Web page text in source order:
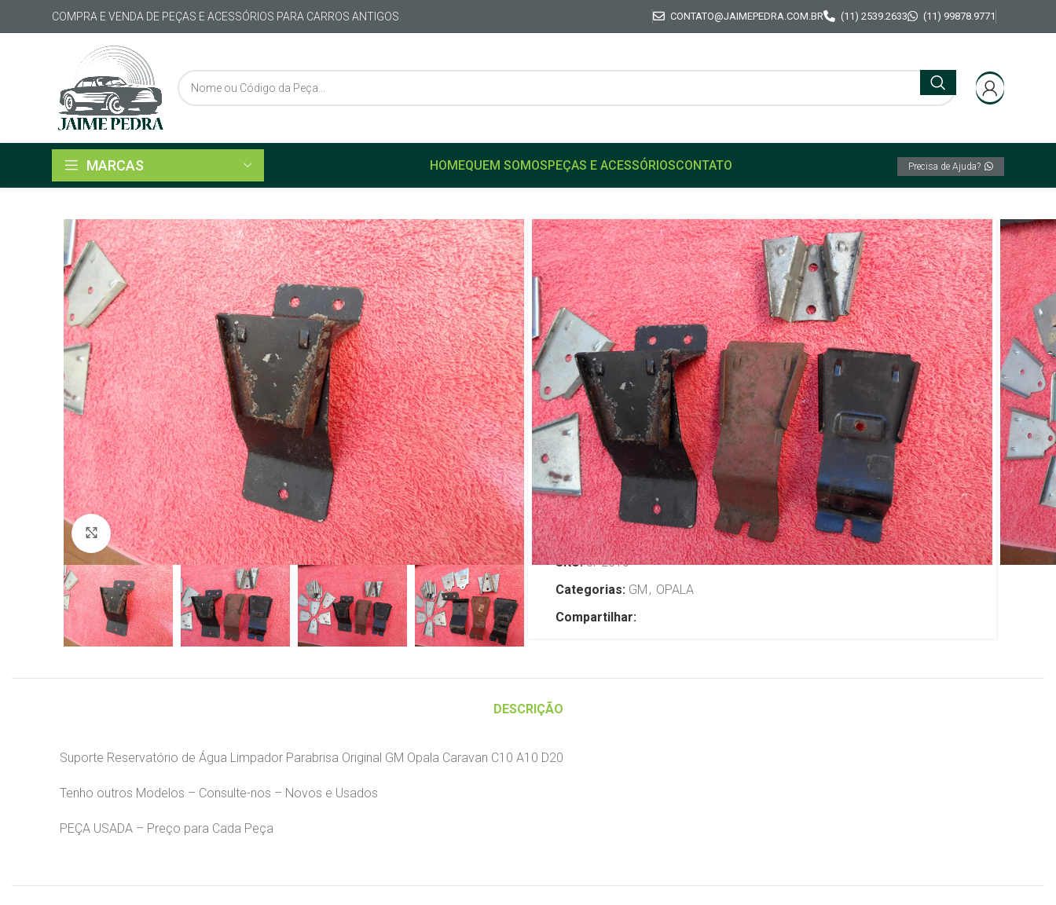
COMPRA E VENDA DE PEÇAS E ACESSÓRIOS PARA CARROS ANTIGOS CONTATO@JAIMEPEDRA.COM.BR (11) 2539.2633 (11) 99878.9771
MARCAS HOMEQUEM SOMOSPEÇAS E ACESSÓRIOSCONTATO Precisa de Ajuda?
Click to enlarge
Início GM
OPALA
Suporte Reservatório de Água Limpador Para brisa Original GM Opala
Caravan C10 A10 D20
Suporte Reservatório de Água
Limpador Para brisa Original GM
Opala Caravan C10 A10 D20
R$149,99
TENHO INTERESSE
SKU:JP2510
Categorias: GM , OPALA
Compartilhar:
DESCRIÇÃO
Suporte Reservatório de Água Limpador Parabrisa Original GM Opala Caravan C10 A10 D20
Tenho outros Modelos – Consulte-nos – Novos e Usados
PEÇA USADA – Preço para Cada Peça